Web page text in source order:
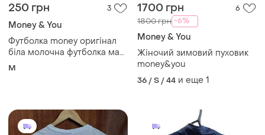
250 грн 3
Money & You
Футболка money оригінал
біла молочна футболка мані
з великим принтом на
M
1700 грн 6
1800 грн -6%
Money & You
Жіночий зимовий пуховик
money&you
36 / S / 44 и еще 1